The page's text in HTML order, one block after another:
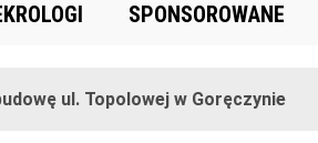
SPONSOROWANE
ul. Topolowej w Goręczynie